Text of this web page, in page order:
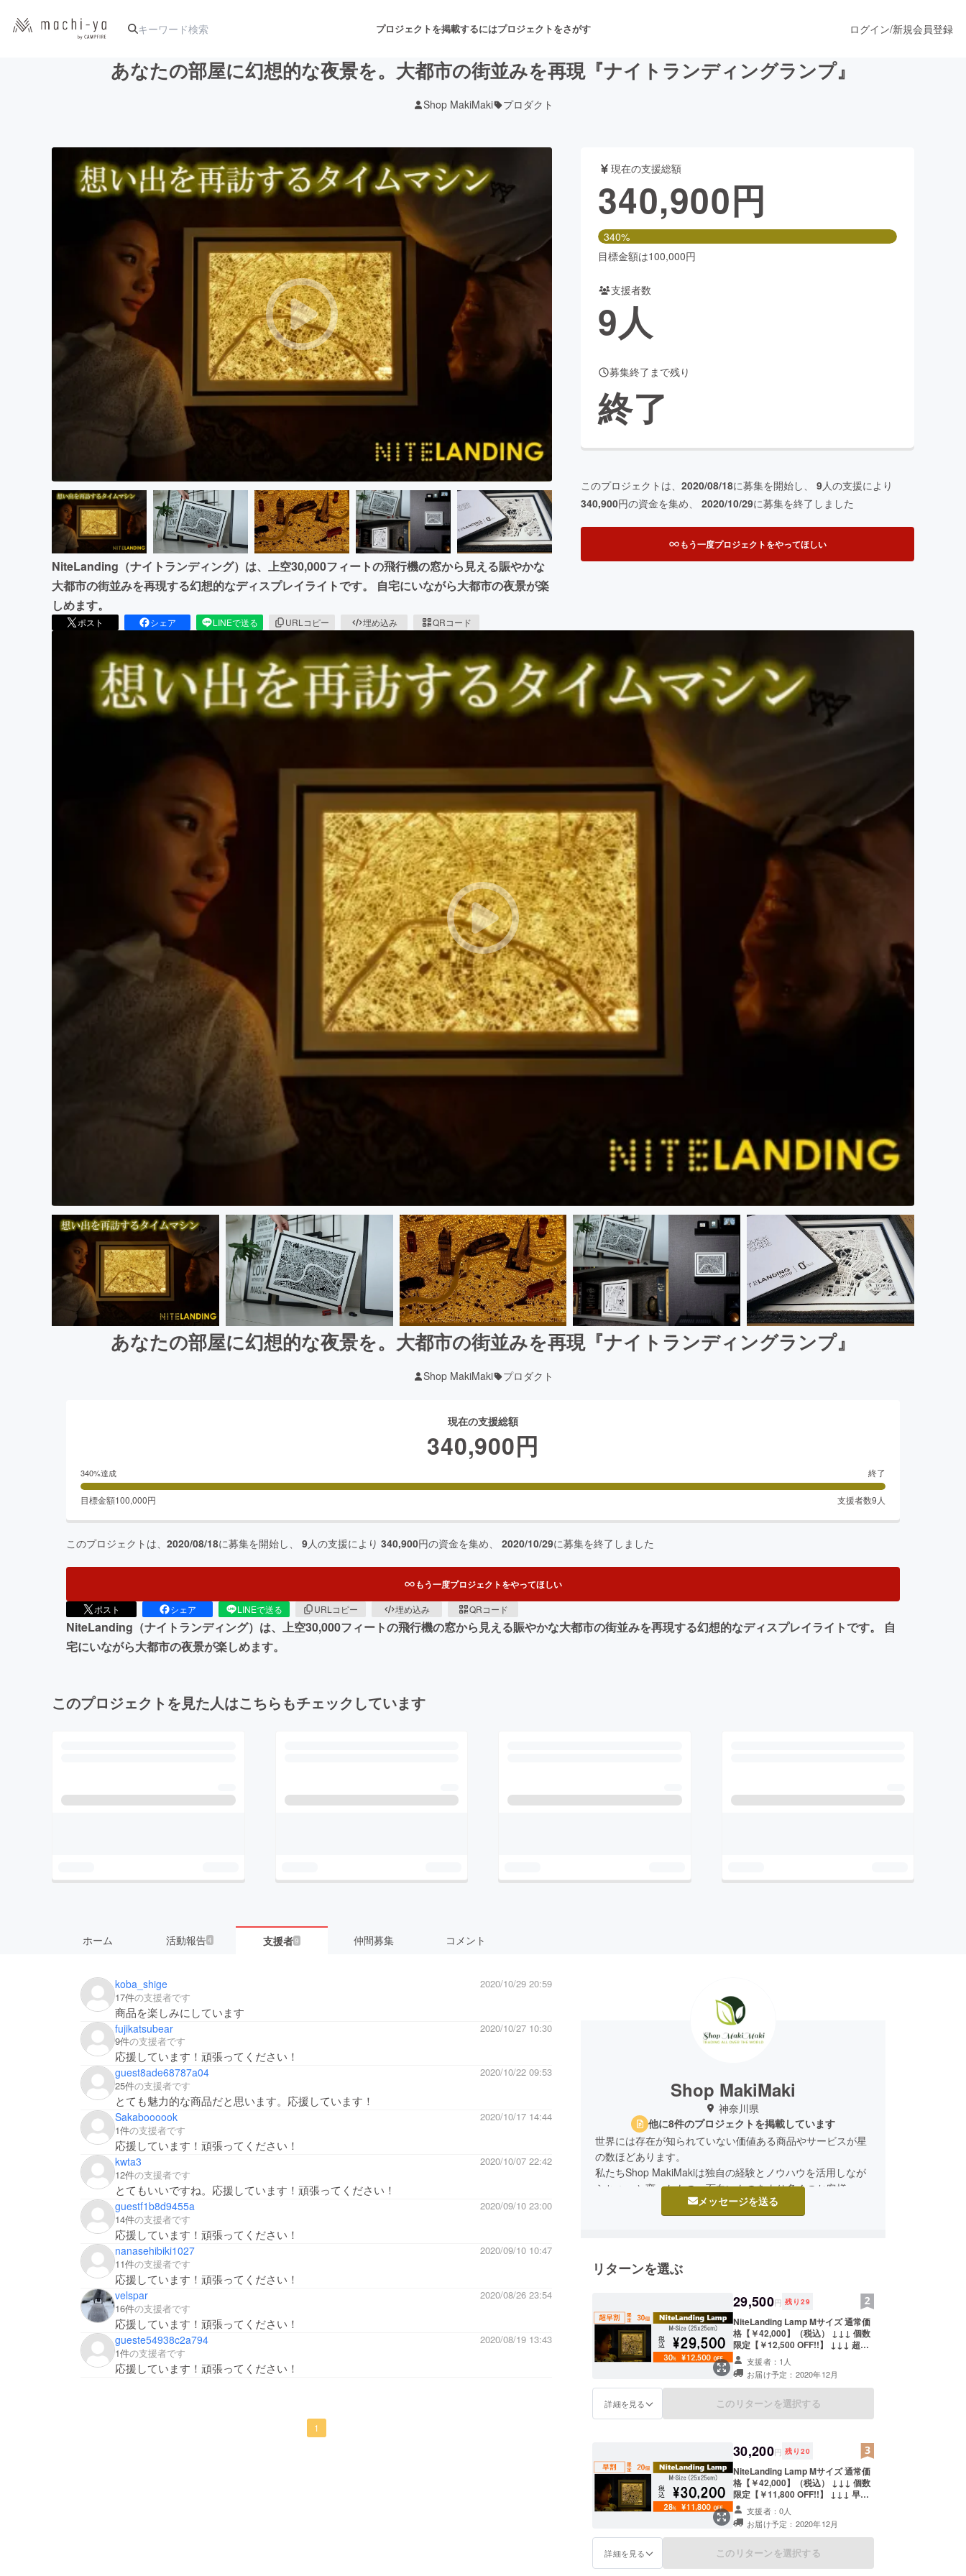
プロジェクトを掲載するにはプロジェクトをさがす
アート・写真 音楽 舞台・パフォーマンス
ゲーム・サービス開発 ファッション
映像・映画 書籍・雑誌出版 アニメ・漫画
ビジネス・起業 チャレンジ ビューティー・ヘルスケア
まちづくり・地域活性化
CAMPFIRE for Social Good
CAMPFIRE Creation
CAMPFIREふるさと納税
ログイン/新規会員登録
あなたの部屋に幻想的な夜景を。大都市の街並みを再現『ナイトランディングランプ』
Shop MakiMaki プロダクト
NiteLanding（ナイトランディング）は、上空30,000フィートの飛行機の窓から見える賑やかな
大都市の街並みを再現する幻想的なディスプレイライトです。 自宅にいながら大都市の夜景が楽
しめます。
ポスト シェア LINEで送る URLコピー 埋め込み QRコード
現在の支援総額
340,900円
340%
目標金額は100,000円
支援者数
9人
募集終了まで残り
終了
このプロジェクトは、 2020/08/18に募集を開始し、 9人の支援により
340,900円の資金を集め、 2020/10/29に募集を終了しました
もう一度プロジェクトをやってほしい
あなたの部屋に幻想的な夜景を。大都市の街並みを再現『ナイトランディングランプ』
Shop MakiMaki プロダクト
現在の支援総額
340,900円
340%達成 終了
目標金額100,000円 支援者数9 人
このプロジェクトは、 2020/08/18に募集を開始し、 9人の支援により 340,900円の資金を集め、 2020/10/29に募集を終了しました
もう一度プロジェクトをやってほしい
ポスト シェア LINEで送る URLコピー 埋め込み QRコード
NiteLanding（ナイトランディング）は、上空30,000フィートの飛行機の窓から見える賑やかな大都市の街並みを再現する幻想的なディスプレイライトです。 自
宅にいながら大都市の夜景が楽しめます。
このプロジェクトを見た人はこちらもチェックしています
ホーム 活動報告4 支援者9 仲間募集 コメント
koba_shige
2020/10/29 20:59
17件の支援者です
商品を楽しみにしています
fujikatsubear
2020/10/27 10:30
9件の支援者です
応援しています！頑張ってください！
guest8ade68787a04
2020/10/22 09:53
25件の支援者です
とても魅力的な商品だと思います。応援しています！
Sakaboooook
2020/10/17 14:44
1件の支援者です
応援しています！頑張ってください！
kwta3
2020/10/07 22:42
12件の支援者です
とてもいいですね。応援しています！頑張ってください！
guestf1b8d9455a
2020/09/10 23:00
14件の支援者です
応援しています！頑張ってください！
nanasehibiki1027
2020/09/10 10:47
11件の支援者です
応援しています！頑張ってください！
velspar
2020/08/26 23:54
16件の支援者です
応援しています！頑張ってください！
gueste54938c2a794
2020/08/19 13:43
1件の支援者です
応援しています！頑張ってください！
1
Shop MakiMaki
神奈川県
他に8件のプロジェクトを掲載しています
世界には存在が知られていない価値ある商品やサービスが星
の数ほどあります。
私たちShop MakiMakiは独自の経験とノウハウを活用しなが
らちょっと変ったもの、面白いものをより多くのお客様へお
届けしてまいりました。
豊かな生活を送るための提案をしながら皆さまとハッピーに
メッセージを送る
リターンを選ぶ
29,500円 残り 29
NiteLanding Lamp Mサイズ 通常価
格【￥42,000】（税込） ↓↓↓ 個数
限定【￥12,500 OFF!!】 ↓↓↓ 超早
割【￥29,500】（税込） ※税込み、
送料込み ※お好きな都市をお選びく
ださい
支援者：1人
お届け予定：2020年12月
詳細を見る このリターンを選択する
30,200円 残り 20
NiteLanding Lamp Mサイズ 通常価
格【￥42,000】（税込） ↓↓↓ 個数
限定【￥11,800 OFF!!】 ↓↓↓ 早割
【￥30,200】（税込） ※税込み、送
料込み ※お好きな都市をお選びくだ
さい
支援者：0人
お届け予定：2020年12月
詳細を見る このリターンを選択する